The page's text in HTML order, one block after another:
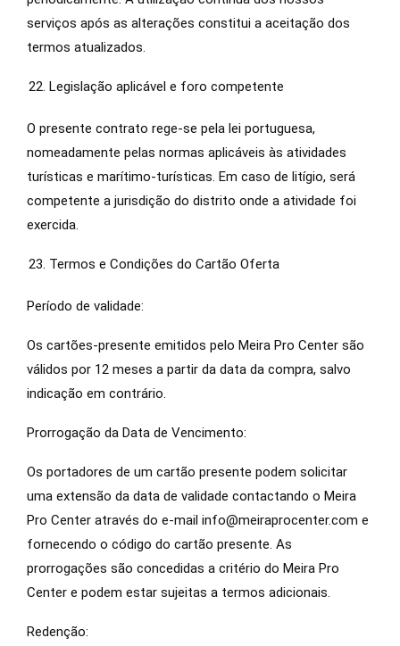
serviços após as alterações constitui a aceitação dos
termos atualizados.
Legislação aplicável e foro competente
O presente contrato rege-se pela lei portuguesa,
nomeadamente pelas normas aplicáveis ​​às atividades
turísticas e marítimo-turísticas. Em caso de litígio, será
competente a jurisdição do distrito onde a atividade foi
exercida.
Termos e Condições do Cartão Oferta
Período de validade:
Os cartões-presente emitidos pelo Meira Pro Center são
válidos por 12 meses a partir da data da compra, salvo
indicação em contrário.
Prorrogação da Data de Vencimento:
Os portadores de um cartão presente podem solicitar
uma extensão da data de validade contactando o Meira
Pro Center através do e-mail info@meiraprocenter.com e
fornecendo o código do cartão presente. As
prorrogações são concedidas a critério do Meira Pro
Center e podem estar sujeitas a termos adicionais.
Redenção: